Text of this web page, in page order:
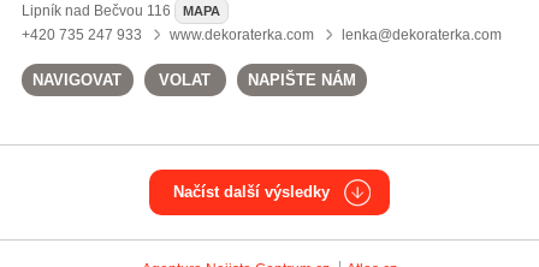
Lipník nad Bečvou 116 MAPA
+420 735 247 933 www.dekoraterka.com lenka@dekoraterka.com
NAVIGOVAT VOLAT NAPIŠTE NÁM
Načíst další výsledky